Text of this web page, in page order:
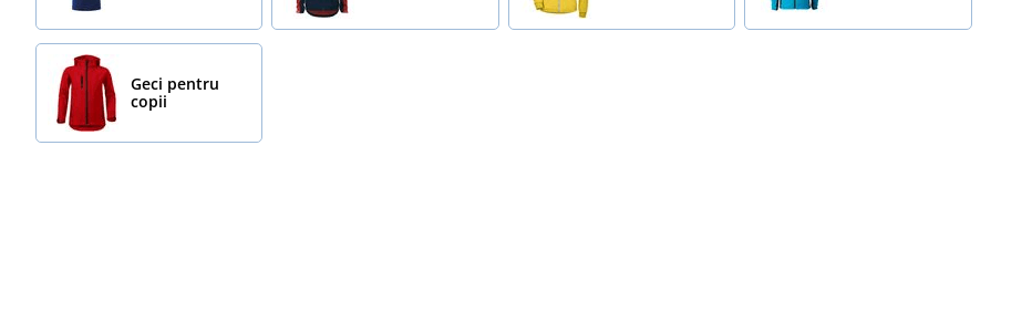
Geci pentru
copii